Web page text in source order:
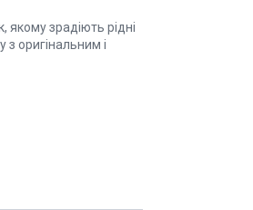
зрадіють рідні
з оригінальним і